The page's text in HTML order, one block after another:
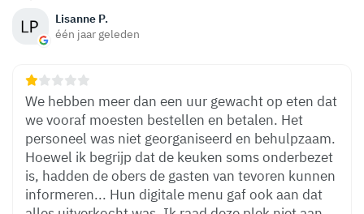
Lisanne P.
één jaar geleden
We hebben meer dan een uur gewacht op eten dat
we vooraf moesten bestellen en betalen. Het
personeel was niet georganiseerd en behulpzaam.
Hoewel ik begrijp dat de keuken soms onderbezet
is, hadden de obers de gasten van tevoren kunnen
informeren... Hun digitale menu gaf ook aan dat